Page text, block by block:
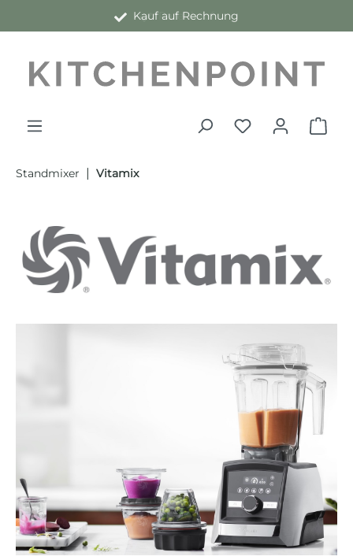
Kauf auf Rechnung
Standmixer | Vitamix